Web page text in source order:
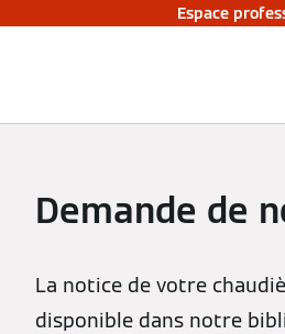
Espace
Demande de
La notice de votre
disponible dans notre